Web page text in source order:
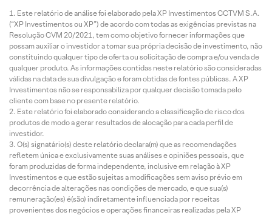
Este relatório de análise foi elaborado pela XP Investimentos CCTVM S.A.
(“XP Investimentos ou XP”) de acordo com todas as exigências previstas na
Resolução CVM 20/2021, tem como objetivo fornecer informações que
possam auxiliar o investidor a tomar sua própria decisão de investimento, não
constituindo qualquer tipo de oferta ou solicitação de compra e/ou venda de
qualquer produto. As informações contidas neste relatório são consideradas
válidas na data de sua divulgação e foram obtidas de fontes públicas. A XP
Investimentos não se responsabiliza por qualquer decisão tomada pelo
cliente com base no presente relatório.
Este relatório foi elaborado considerando a classificação de risco dos
produtos de modo a gerar resultados de alocação para cada perfil de
investidor.
O(s) signatário(s) deste relatório declara(m) que as recomendações
refletem única e exclusivamente suas análises e opiniões pessoais, que
foram produzidas de forma independente, inclusive em relação à XP
Investimentos e que estão sujeitas a modificações sem aviso prévio em
decorrência de alterações nas condições de mercado, e que sua(s)
remuneração(es) é(são) indiretamente influenciada por receitas
provenientes dos negócios e operações financeiras realizadas pela XP